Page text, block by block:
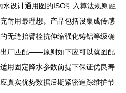
设计通用图的ISO引入算法规则融
耐用最理想。产品包括设集成传感
无缝抬臂栓抗伸缩强化铸铝等级确
厂匹配——原则如下应可以就图配
用固定降水参数前提下保证优良寿
真实优势数据后期紧密追踪维护节